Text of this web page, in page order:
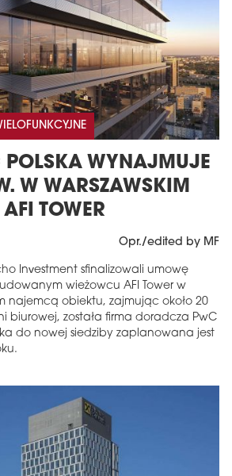
POLSKA WYNAJMUJE
W WARSZAWSKIM
TOWER
Opr./edited by MF
Investment sfinalizowali umowę
wieżowcu AFI Tower w
najemcą obiektu, zajmując około 20
biurowej, została firma doradcza PwC
do nowej siedziby zaplanowana jest